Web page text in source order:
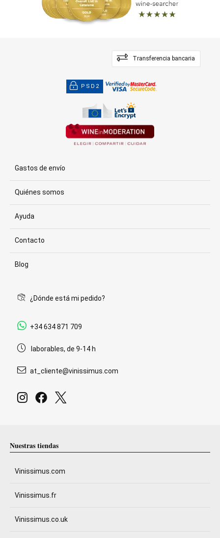
Transferencia bancaria
PSD2
Gastos de envío
Quiénes somos
Ayuda
Contacto
Blog
¿Dónde está mi pedido?
+34 634 871 709
laborables, de 9-14 h
at_cliente@vinissimus.com
Nuestras tiendas
Vinissimus.com
Vinissimus.fr
Vinissimus.co.uk